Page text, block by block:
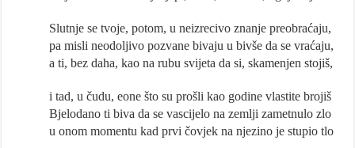
Slutnje se tvoje, potom, u neizrecivo znanje preobraćaju,
pa misli neodoljivo pozvane bivaju u bivše da se vraćaju,
a ti, bez daha, kao na rubu svijeta da si, skamenjen stojiš,
i tad, u čudu, eone što su prošli kao godine vlastite brojiš
Bjelodano ti biva da se vascijelo na zemlji zametnulo zlo
u onom momentu kad prvi čovjek na njezino je stupio tlo